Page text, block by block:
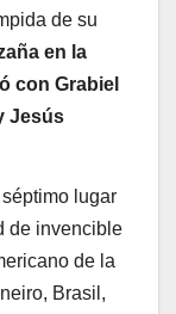
de su
en la
con Grabiel
Jesús
lugar
de invencible
de la
Brasil,